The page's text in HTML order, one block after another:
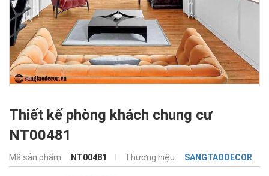
Thiết kế phòng khách chung cư
NT00481
Mã sản phẩm: NT00481 Thương hiệu: SANGTAODECOR